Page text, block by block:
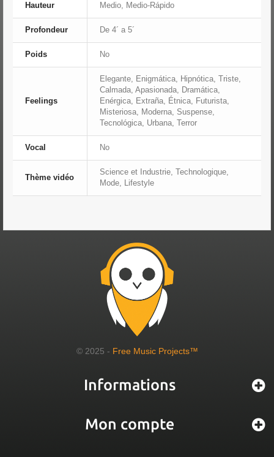
Hauteur Medio, Medio-Rápido
Profondeur De 4´ a 5´
Poids No
Feelings
Elegante, Enigmática, Hipnótica, Triste,
Calmada, Apasionada, Dramática,
Enérgica, Extraña, Étnica, Futurista,
Misteriosa, Moderna, Suspense,
Tecnológica, Urbana, Terror
Vocal No
Thème vidéo
Science et Industrie, Technologique,
Mode, Lifestyle
© 2025 - Free Music Projects™
Informations
Mon compte